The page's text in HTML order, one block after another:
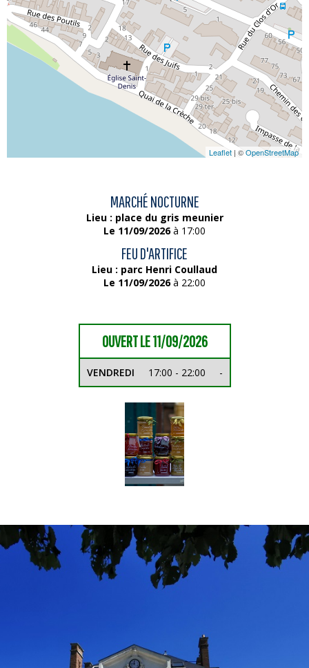
Leaflet | ©OpenStreetMap
MARCHÉ NOCTURNE
Lieu : place du gris meunier
Le 11/09/2026 à 17:00
FEU D'ARTIFICE
Lieu : parc Henri Coullaud
Le 11/09/2026 à 22:00
OUVERT LE 11/09/2026
VENDREDI 17:00 - 22:00 -